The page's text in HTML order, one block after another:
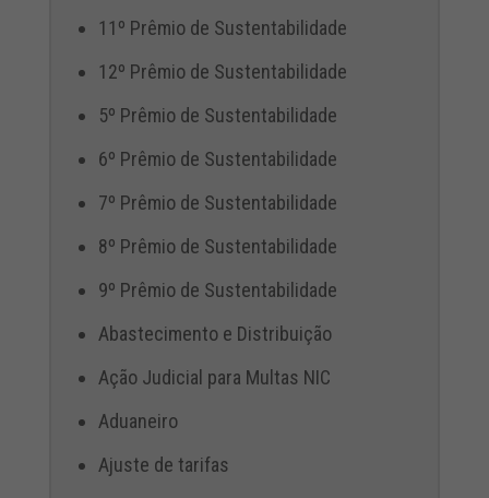
11º Prêmio de Sustentabilidade
12º Prêmio de Sustentabilidade
5º Prêmio de Sustentabilidade
6º Prêmio de Sustentabilidade
7º Prêmio de Sustentabilidade
8º Prêmio de Sustentabilidade
9º Prêmio de Sustentabilidade
Abastecimento e Distribuição
Ação Judicial para Multas NIC
Aduaneiro
Ajuste de tarifas